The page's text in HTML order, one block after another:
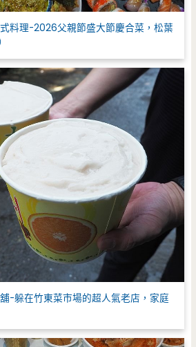
料理-2026父親節盛大節慶合菜，松葉
-躲在竹東菜市場的超人氣老店，家庭